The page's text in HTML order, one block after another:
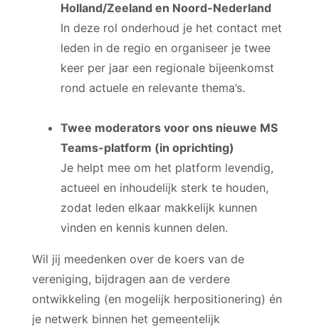
Holland/Zeeland en Noord-Nederland
In deze rol onderhoud je het contact met
leden in de regio en organiseer je twee
keer per jaar een regionale bijeenkomst
rond actuele en relevante thema’s.
Twee moderators voor ons nieuwe MS
Teams-platform (in oprichting)
Je helpt mee om het platform levendig,
actueel en inhoudelijk sterk te houden,
zodat leden elkaar makkelijk kunnen
vinden en kennis kunnen delen.
Wil jij meedenken over de koers van de
vereniging, bijdragen aan de verdere
ontwikkeling (en mogelijk herpositionering) én
je netwerk binnen het gemeentelijk